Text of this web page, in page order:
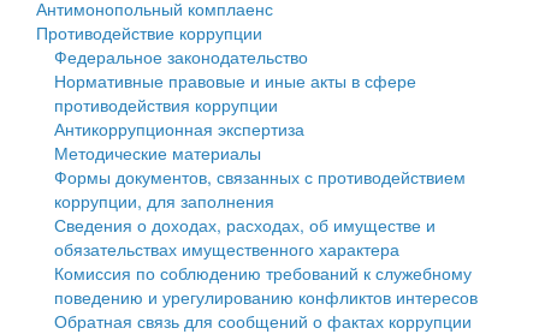
Правила землепользования и застройки
Генеральные планы
Проекты планировки территории
Собрание депутатов
Городское поселение
Сельские поселения
Антимонопольный комплаенс
Противодействие коррупции
Федеральное законодательство
Нормативные правовые и иные акты в сфере
противодействия коррупции
Антикоррупционная экспертиза
Методические материалы
Формы документов, связанных с противодействием
коррупции, для заполнения
Сведения о доходах, расходах, об имуществе и
обязательствах имущественного характера
Комиссия по соблюдению требований к служебному
поведению и урегулированию конфликтов интересов
Обратная связь для сообщений о фактах коррупции